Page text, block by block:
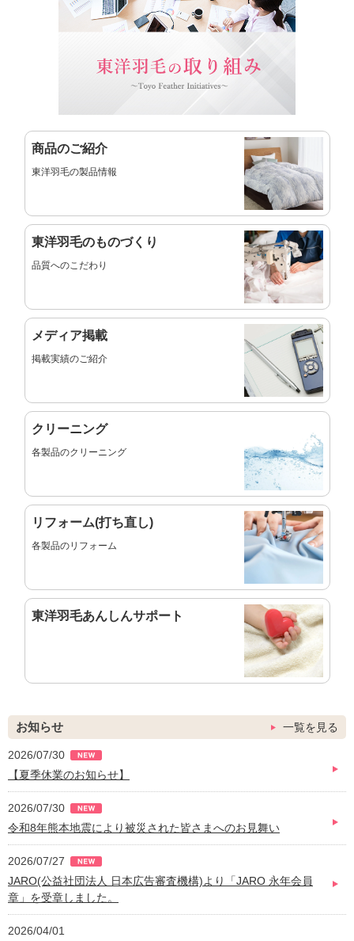
商品のご紹介
東洋羽毛の製品情報
東洋羽毛のものづくり
品質へのこだわり
メディア掲載
掲載実績のご紹介
クリーニング
各製品のクリーニング
リフォーム(打ち直し)
各製品のリフォーム
東洋羽毛あんしんサポート
お知らせ 一覧を見る
2026/07/30
【夏季休業のお知らせ】
2026/07/30
令和8年熊本地震により被災された皆さまへのお見舞い
2026/07/27
JARO(公益社団法人 日本広告審査機構)より「JARO 永年会員
章」を受章しました。
2026/04/01